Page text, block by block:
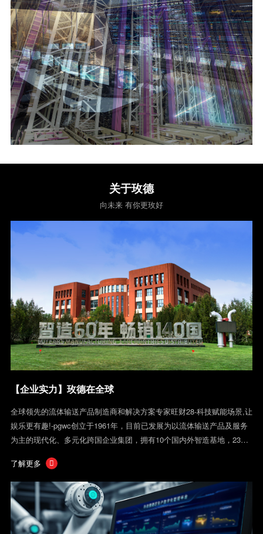
关于玫德
向未来 有你更玫好
【企业实力】玫德在全球
全球领先的流体输送产品制造商和解决方案专家旺财28-科技赋能场景,让
娱乐更有趣!-pgwc创立于1961年，目前已发展为以流体输送产品及服务
为主的现代化、多元化跨国企业集团，拥有10个国内外智造基地，23家
了解更多
